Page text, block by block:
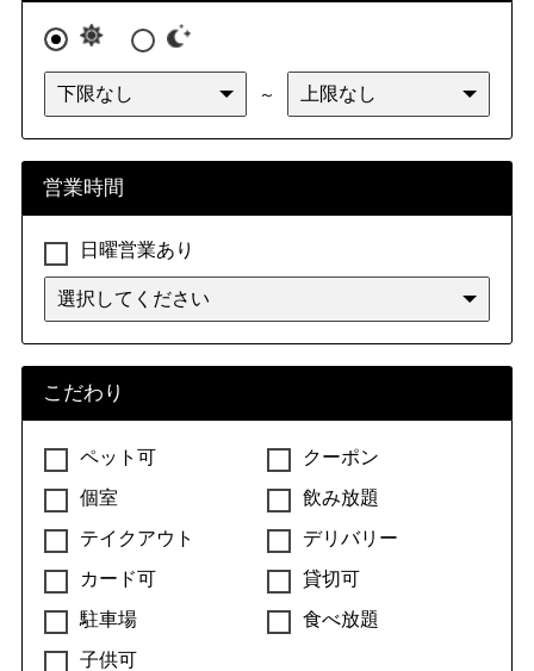
沖縄県
～
営業時間
日曜営業あり
こだわり
ペット可
クーポン
個室
飲み放題
テイクアウト
デリバリー
カード可
貸切可
駐車場
食べ放題
子供可